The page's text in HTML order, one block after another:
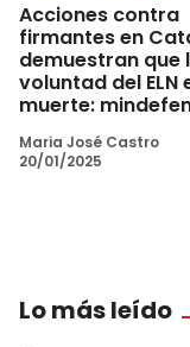
Acciones contra
firmantes en
demuestran que
voluntad del ELN
muerte:
Maria José Castro
20/01/2025
Lo más leído